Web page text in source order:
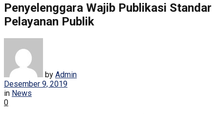
Penyelenggara Wajib Publikasi Standar
Pelayanan Publik
by Admin
Desember 9, 2019
in News
0